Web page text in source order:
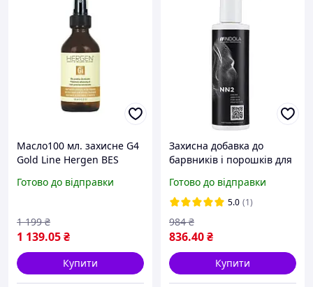
Масло100 мл. захисне G4
Gold Line Hergen BES
Готово до відправки
1 139.05₴
1 199 ₴
Купити
Захисна добавка до
барвників і порошків для
Color Additive Skin
Protecto 250 мл
Готово до відправки
5.0 (1)
836.40₴
984 ₴
Купити